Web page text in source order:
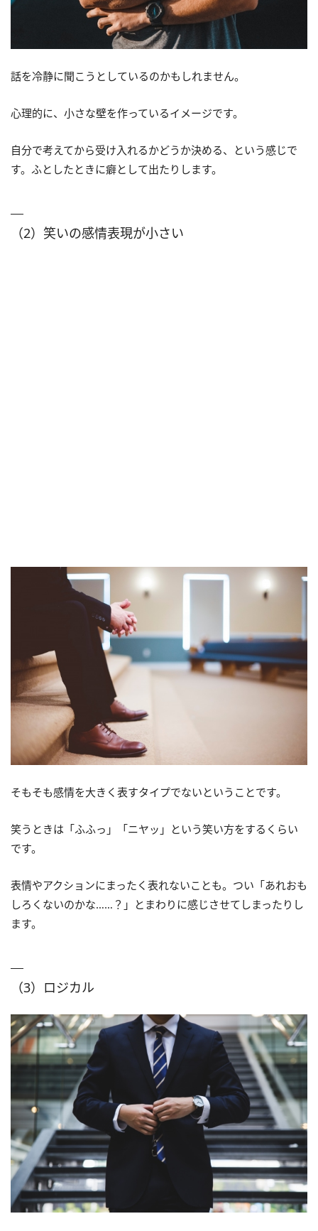
話を冷静に聞こうとしているのかもしれません。
心理的に、小さな壁を作っているイメージです。
自分で考えてから受け入れるかどうか決める、という感じで
す。ふとしたときに癖として出たりします。
（2）笑いの感情表現が小さい
そもそも感情を大きく表すタイプでないということです。
笑うときは「ふふっ」「ニヤッ」という笑い方をするくらい
です。
表情やアクションにまったく表れないことも。つい「あれおも
しろくないのかな……？」とまわりに感じさせてしまったりし
ます。
（3）ロジカル